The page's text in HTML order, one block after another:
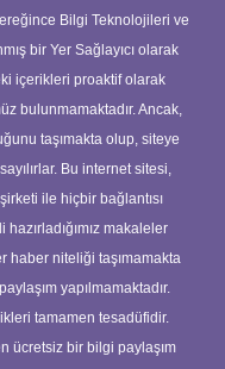
Bilgi Teknolojileri ve
bir Yer Sağlayıcı olarak
içerikleri proaktif olarak
bulunmamaktadır. Ancak,
taşımakta olup, siteye
Bu internet sitesi,
ile hiçbir bağlantısı
makaleler
haber niteliği taşımamakta
yapılmamaktadır.
tamamen tesadüfidir.
ücretsiz bir bilgi paylaşım